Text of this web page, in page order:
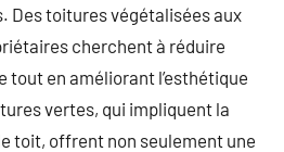
Des toitures végétalisées aux
cherchent à réduire
tout en améliorant l’esthétique
vertes, qui impliquent la
toit, offrent non seulement une